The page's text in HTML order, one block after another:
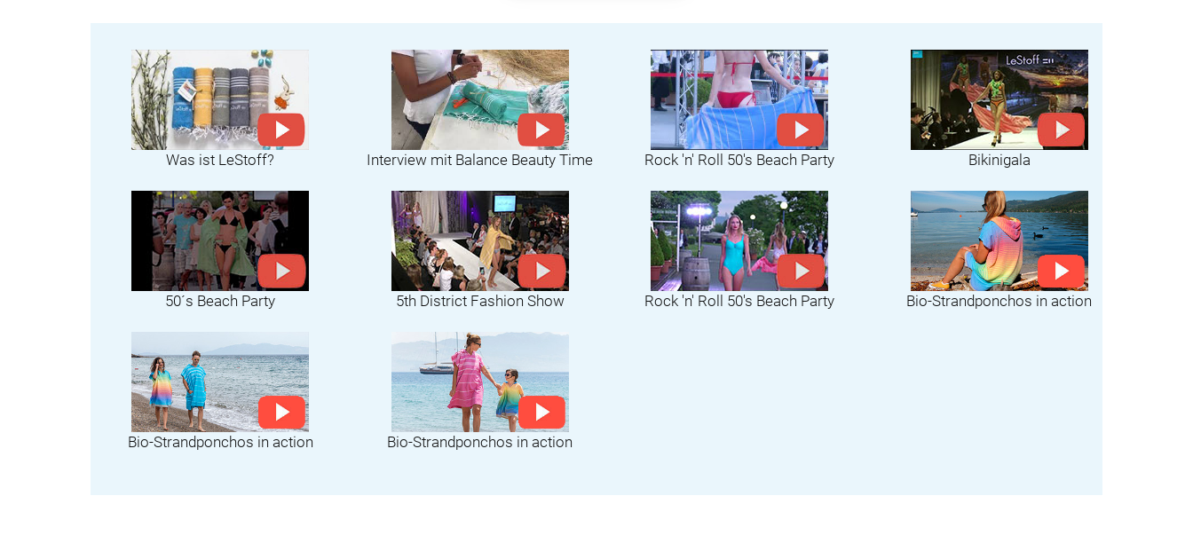
Was ist LeStoff? Interview mit Balance Beauty Time Rock 'n' Roll 50's Beach Party Bikinigala
50´s Beach Party 5th District Fashion Show Rock 'n' Roll 50's Beach Party Bio-Strandponchos in action
Bio-Strandponchos in action Bio-Strandponchos in action